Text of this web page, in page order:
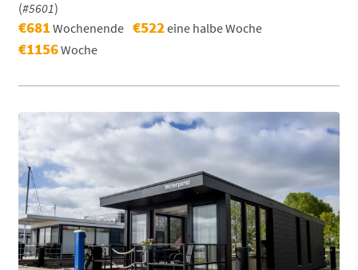
(#5601)
€681Wochenende €522eine halbe Woche
€1156Woche